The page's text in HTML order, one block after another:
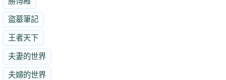
盜墓筆記
王者天下
夫妻的世界
夫婦的世界